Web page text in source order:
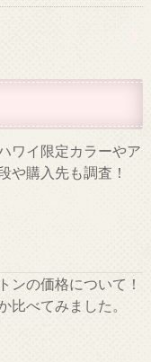
ワイ限定カラーやア
や購入先も調査！
ンの価格について！
比べてみました。